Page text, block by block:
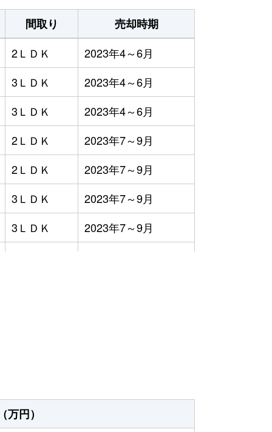
間取り
売却時期
2ＬＤＫ
2023年4～6月
3ＬＤＫ
2023年4～6月
3ＬＤＫ
2023年4～6月
2ＬＤＫ
2023年7～9月
2ＬＤＫ
2023年7～9月
3ＬＤＫ
2023年7～9月
3ＬＤＫ
2023年7～9月
2ＬＤＫ
2023年4～6月
万円）